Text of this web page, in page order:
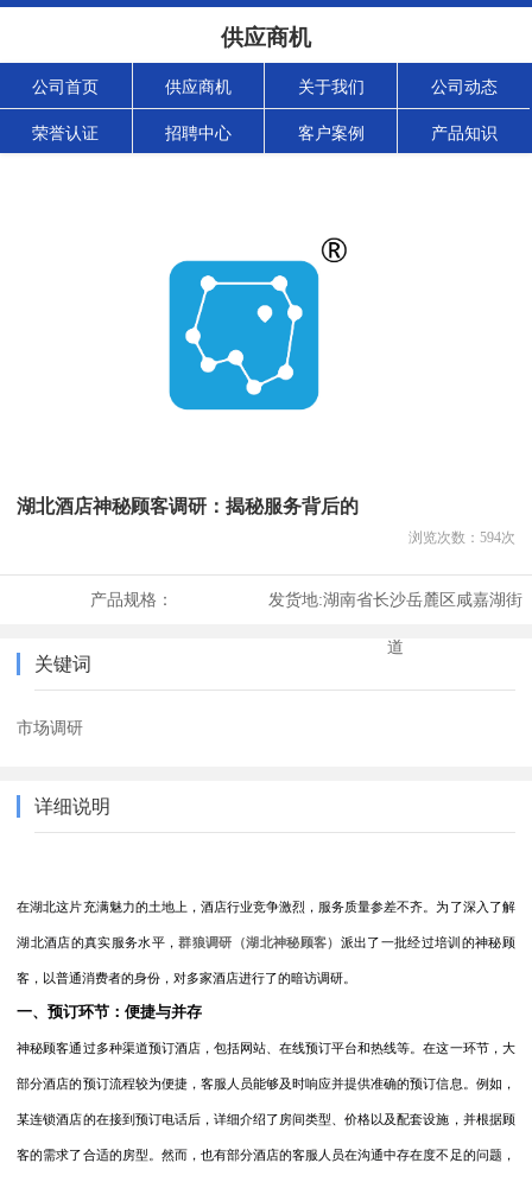
供应商机
公司首页 供应商机 关于我们 公司动态
荣誉认证 招聘中心 客户案例 产品知识
湖北酒店神秘顾客调研：揭秘服务背后的
浏览次数： 594次
产品规格： 发货地:湖南省长沙岳麓区咸嘉湖街
道
关键词
市场调研
详细说明
在湖北这片充满魅力的土地上，酒店行业竞争激烈，服务质量参差不齐。为了深入了解
湖北酒店的真实服务水平，群狼调研 （湖北神秘顾客） 派出了一批经过培训的神秘顾
客，以普通消费者的身份，对多家酒店进行了的暗访调研。
一、预订环节：便捷与并存
神秘顾客通过多种渠道预订酒店，包括网站、在线预订平台和热线等。在这一环节，大
部分酒店的预订流程较为便捷，客服人员能够及时响应并提供准确的预订信息。例如，
某连锁酒店的在接到预订电话后，详细介绍了房间类型、价格以及配套设施，并根据顾
客的需求了合适的房型。然而，也有部分酒店的客服人员在沟通中存在度不足的问题，